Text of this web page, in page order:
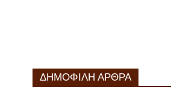
ΔΗΜΟΦΙΛΗ ΑΡΘΡΑ